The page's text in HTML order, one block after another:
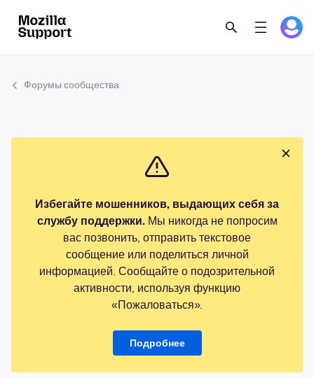
Форумы сообщества
Избегайте мошенников, выдающих себя за
службу поддержки.Мы никогда не попросим
вас позвонить, отправить текстовое
сообщение или поделиться личной
информацией. Сообщайте о подозрительной
активности, используя функцию
«Пожаловаться».
Подробнее